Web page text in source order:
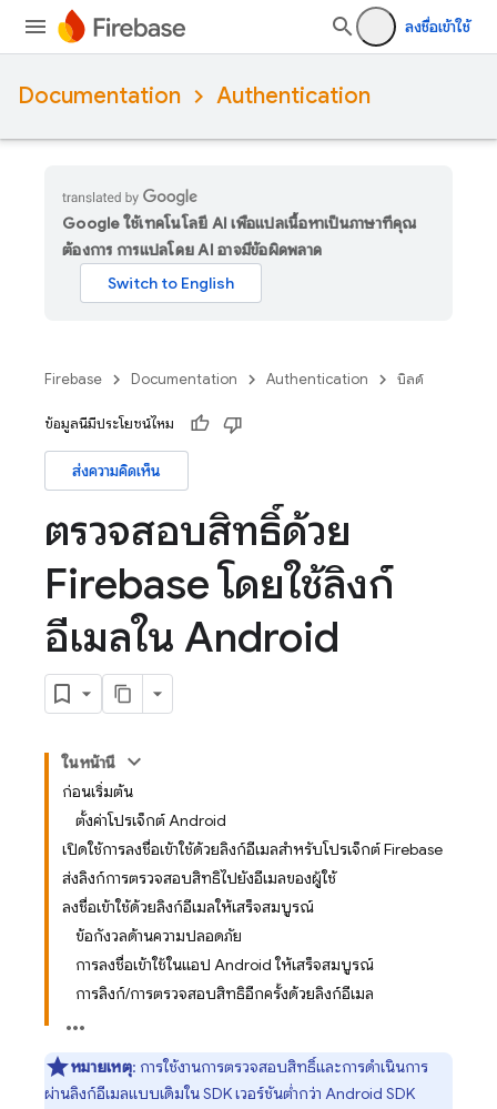
ลงชื่อเข้าใช้
Documentation Authentication
Google ใช้เทคโนโลยี AI เพื่อแปลเนื้อหาเป็นภาษาที่คุณ
ต้องการ การแปลโดย AI อาจมีข้อผิดพลาด
Firebase Documentation Authentication บิลด์
ข้อมูลนี้มีประโยชน์ไหม
ส่งความคิดเห็น
ตรวจสอบสิทธิ์ด้วย
Firebase โดยใช้ลิงก์
อีเมลใน Android
ในหน้านี้
ก่อนเริ่มต้น
ตั้งค่าโปรเจ็กต์ Android
เปิดใช้การลงชื่อเข้าใช้ด้วยลิงก์อีเมลสำหรับโปรเจ็กต์ Firebase
ส่งลิงก์การตรวจสอบสิทธิ์ไปยังอีเมลของผู้ใช้
ลงชื่อเข้าใช้ด้วยลิงก์อีเมลให้เสร็จสมบูรณ์
ข้อกังวลด้านความปลอดภัย
การลงชื่อเข้าใช้ในแอป Android ให้เสร็จสมบูรณ์
การลิงก์/การตรวจสอบสิทธิ์อีกครั้งด้วยลิงก์อีเมล
หมายเหตุ: การใช้งานการตรวจสอบสิทธิ์และการดำเนินการ
ผ่านลิงก์อีเมลแบบเดิมใน SDK เวอร์ชันต่ำกว่า Android SDK